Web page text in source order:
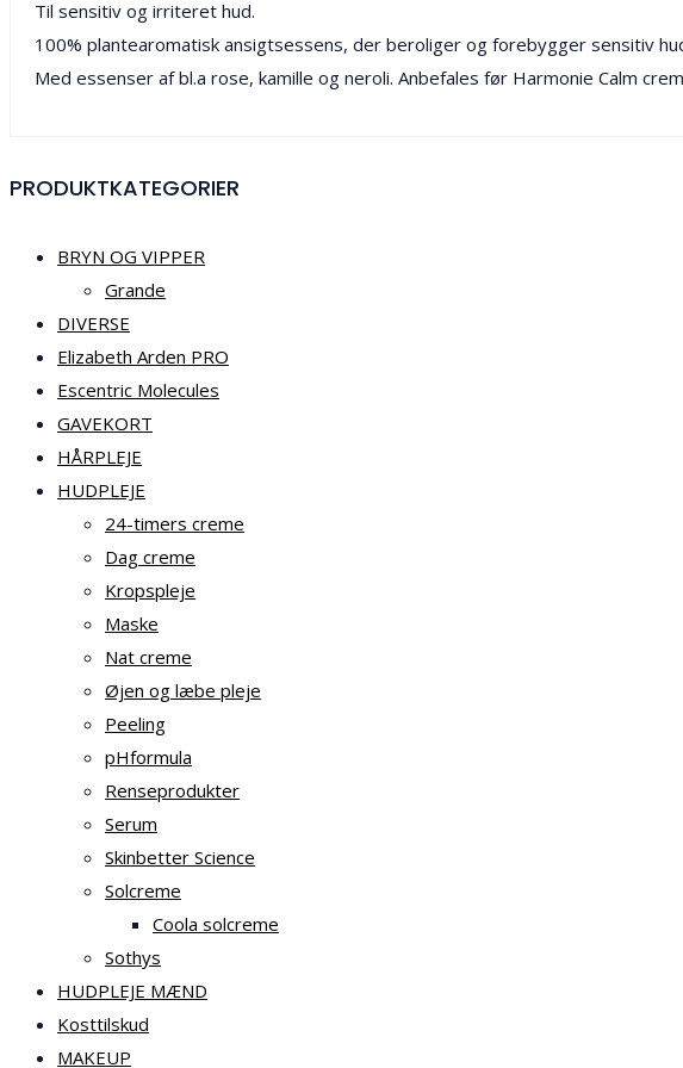
Til sensitiv og irriteret hud.
100% plantearomatisk ansigtsessens, der beroliger og forebygger sensitiv
Med essenser af bl.a rose, kamille og neroli. Anbefales før Harmonie Calm
PRODUKTKATEGORIER
BRYN OG VIPPER
Grande
DIVERSE
Elizabeth Arden PRO
Escentric Molecules
GAVEKORT
HÅRPLEJE
HUDPLEJE
24-timers creme
Dag creme
Kropspleje
Maske
Nat creme
Øjen og læbe pleje
Peeling
pHformula
Renseprodukter
Serum
Skinbetter Science
Solcreme
Coola solcreme
Sothys
HUDPLEJE MÆND
Kosttilskud
MAKEUP